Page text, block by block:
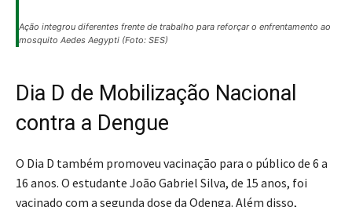
Ação integrou diferentes frente de trabalho para reforçar o enfrentamento ao
mosquito Aedes Aegypti (Foto: SES)
Dia D de Mobilização Nacional
contra a Dengue
O Dia D também promoveu vacinação para o público de 6 a
16 anos. O estudante João Gabriel Silva, de 15 anos, foi
vacinado com a segunda dose da Qdenga. Além disso,